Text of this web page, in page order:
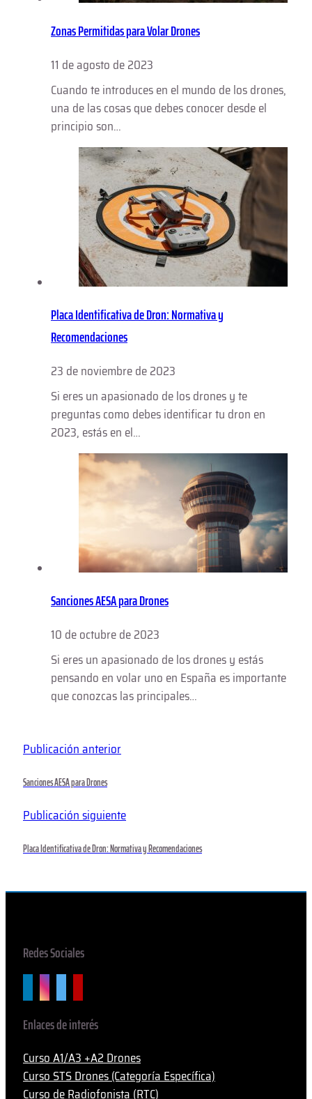
Zonas Permitidas para Volar Drones
11 de agosto de 2023
Cuando te introduces en el mundo de los drones,
una de las cosas que debes conocer desde el
principio son…
Placa Identificativa de Dron: Normativa y
Recomendaciones
23 de noviembre de 2023
Si eres un apasionado de los drones y te
preguntas como debes identificar tu dron en
2023, estás en el…
Sanciones AESA para Drones
10 de octubre de 2023
Si eres un apasionado de los drones y estás
pensando en volar uno en España es importante
que conozcas las principales…
Publicación anterior
Sanciones AESA para Drones
Publicación siguiente
Placa Identificativa de Dron: Normativa y Recomendaciones
Redes Sociales
Enlaces de interés
Curso A1/A3 +A2 Drones
Curso STS Drones (Categoría Específica)
Curso de Radiofonista (RTC)